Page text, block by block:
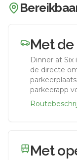
Met
Dinner at Six
de directe
parkeerapp
Met